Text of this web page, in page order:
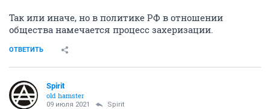
Так или иначе, но в политике РФ в отношении
общества намечается процесс захеризации.
ОТВЕТИТЬ
Spirit
old hamster
09 июля 2021 Spirit